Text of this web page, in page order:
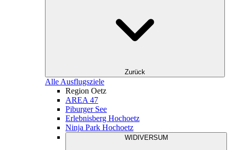
Zurück
Alle Ausflugsziele
Region Oetz
AREA 47
Piburger See
Erlebnisberg Hochoetz
Ninja Park Hochoetz
WIDIVERSUM